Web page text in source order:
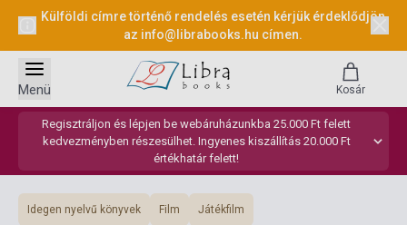
Külföldi címre történő rendelés esetén kérjük érdeklődjön
az info@librabooks.hu címen.
Regisztráljon és lépjen be webáruházunkba 25.000 Ft felett
kedvezményben részesülhet. Ingyenes kiszállítás 20.000 Ft
értékhatár felett!
Menü Kosár
Idegen nyelvű könyvek Film Játékfilm